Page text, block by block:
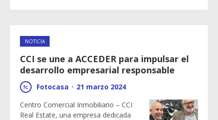
NOTICIA
CCI se une a ACCEDER para impulsar el
desarrollo empresarial responsable
Fotocasa · 21 marzo 2024
Centro Comercial Inmobiliario – CCI
Real Estate, una empresa dedicada